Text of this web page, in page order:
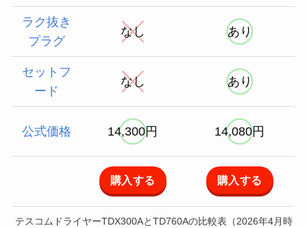
ラク抜き
プラグ
なし あり
セットフ
ード
なし あり
公式価格 14,300円 14,080円
購入する 購入する
テスコムドライヤーTDX300AとTD760Aの比較表（2026年4月時